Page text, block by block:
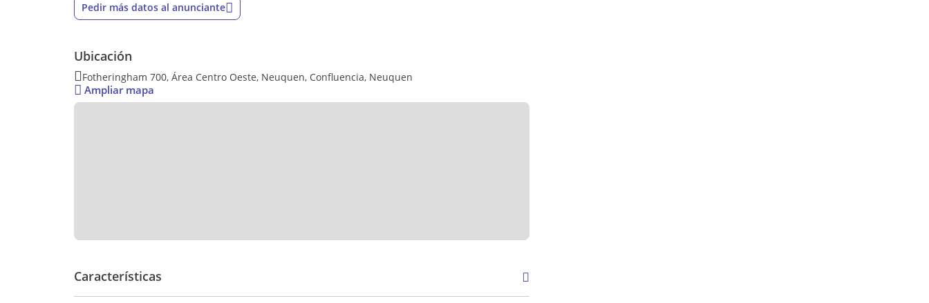
Pedir más datos al anunciante
Ubicación
Fotheringham 700, Área Centro Oeste, Neuquen, Confluencia, Neuquen
Ampliar mapa
Características